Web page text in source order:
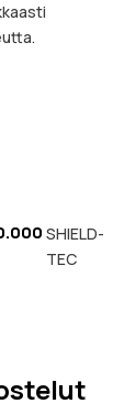
SHIELD-
TEC